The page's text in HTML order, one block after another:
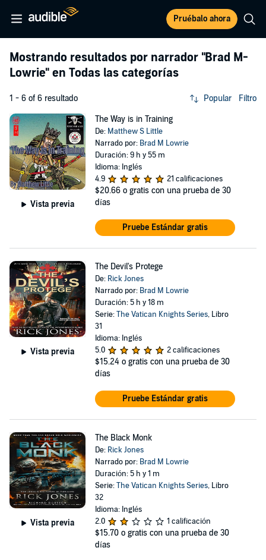
Pruébalo ahora
Mostrando resultados por narrador "Brad M-
Lowrie" en Todas las categorías
1 - 6 of 6 resultado Popular Filtro
Vista previa
The Way is in Training
De: Matthew S Little
Narrado por: Brad M Lowrie
Duración: 9 h y 55 m
Idioma: Inglés
4.9
21 calificaciones
$20.66 o gratis con una prueba de 30
días
Pruebe Estándar gratis
Vista previa
The Devil's Protege
De: Rick Jones
Narrado por: Brad M Lowrie
Duración: 5 h y 18 m
Serie:The Vatican Knights Series, Libro
31
Idioma: Inglés
5.0
2 calificaciones
$15.24 o gratis con una prueba de 30
días
Pruebe Estándar gratis
Vista previa
The Black Monk
De: Rick Jones
Narrado por: Brad M Lowrie
Duración: 5 h y 1 m
Serie:The Vatican Knights Series, Libro
32
Idioma: Inglés
2.0
1 calificación
$15.70 o gratis con una prueba de 30
días